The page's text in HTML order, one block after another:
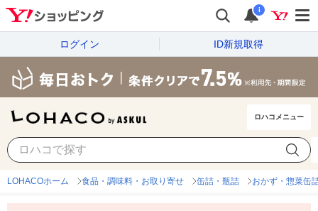
i
ログイン ID新規取得
ロハコメニュー
LOHACOホーム 食品・調味料・お取り寄せ 缶詰・瓶詰 おかず・惣菜缶